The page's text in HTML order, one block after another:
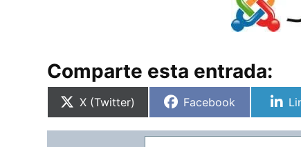
Comparte esta entrada:
Compartir
X (Twitter)
Compartir
Facebook